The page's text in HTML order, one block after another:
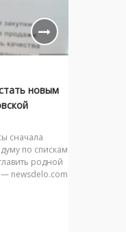
новым
сначала
по спискам
родной
newsdelo.com